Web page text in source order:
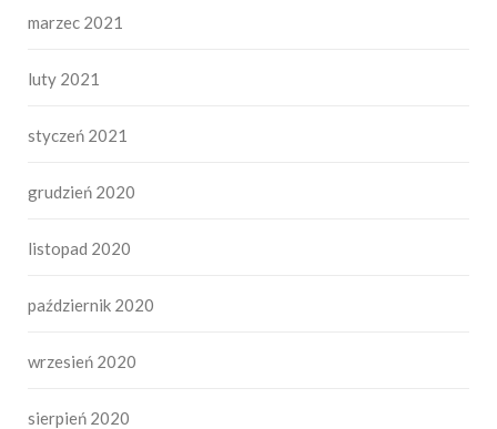
marzec 2021
luty 2021
styczeń 2021
grudzień 2020
listopad 2020
październik 2020
wrzesień 2020
sierpień 2020